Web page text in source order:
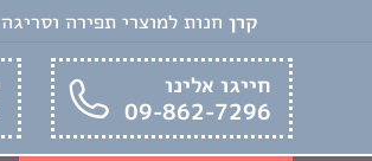
קרן חנות למוצרי תפירה וסריגה
חייגו אלינו
09-862-7296